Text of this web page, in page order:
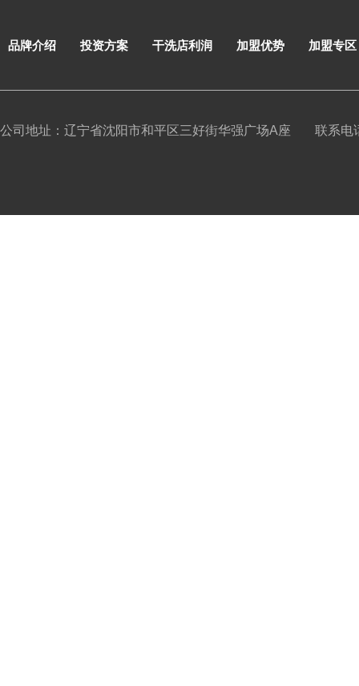
品牌介绍 投资方案 干洗店利润 加盟优势 加盟专区
公司地址：辽宁省沈阳市和平区三好街华强广场A座 联系电